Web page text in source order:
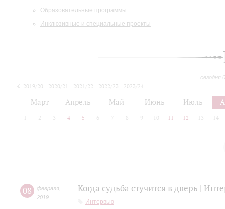
Образовательные программы
Инклюзивные и специальные проекты
сегодня
2019/20 2020/21 2021/22 2022/23
2023/24
Март Апрель Май Июнь Июль
2 3 4 5 6 7 8 9 10 11 12 13 14
08 февраля
2019
Когда судьба стучится в дверь |
Интервью